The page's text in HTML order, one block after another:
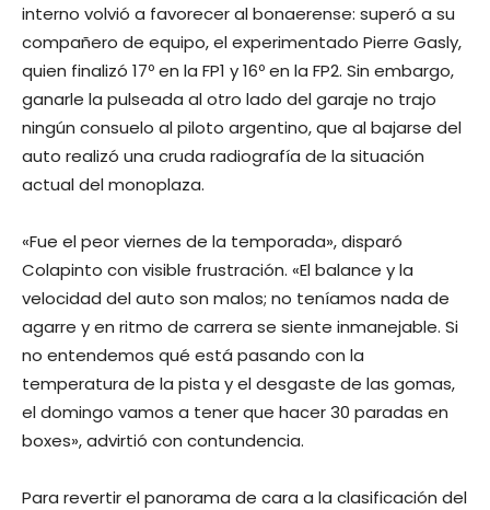
interno volvió a favorecer al bonaerense: superó a su
compañero de equipo, el experimentado Pierre Gasly,
quien finalizó 17º en la FP1 y 16º en la FP2. Sin embargo,
ganarle la pulseada al otro lado del garaje no trajo
ningún consuelo al piloto argentino, que al bajarse del
auto realizó una cruda radiografía de la situación
actual del monoplaza.
«Fue el peor viernes de la temporada», disparó
Colapinto con visible frustración. «El balance y la
velocidad del auto son malos; no teníamos nada de
agarre y en ritmo de carrera se siente inmanejable. Si
no entendemos qué está pasando con la
temperatura de la pista y el desgaste de las gomas,
el domingo vamos a tener que hacer 30 paradas en
boxes», advirtió con contundencia.
Para revertir el panorama de cara a la clasificación del